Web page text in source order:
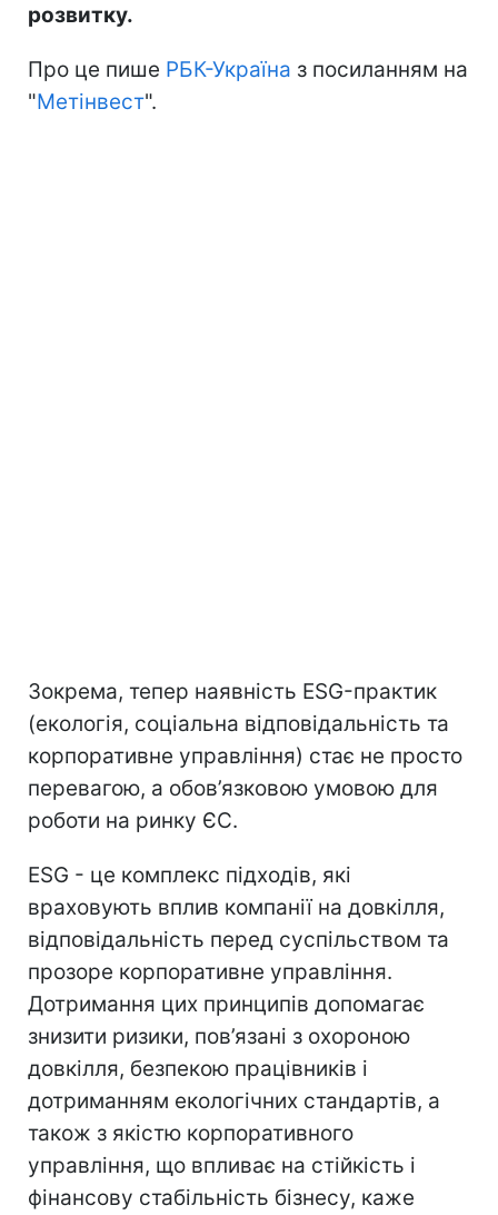
розвитку.
Про це пише РБК-Україна з посиланням на
"Метінвест".
Зокрема, тепер наявність ESG-практик
(екологія, соціальна відповідальність та
корпоративне управління) стає не просто
перевагою, а обов’язковою умовою для
роботи на ринку ЄС.
ESG - це комплекс підходів, які
враховують вплив компанії на довкілля,
відповідальність перед суспільством та
прозоре корпоративне управління.
Дотримання цих принципів допомагає
знизити ризики, пов’язані з охороною
довкілля, безпекою працівників і
дотриманням екологічних стандартів, а
також з якістю корпоративного
управління, що впливає на стійкість і
фінансову стабільність бізнесу, каже